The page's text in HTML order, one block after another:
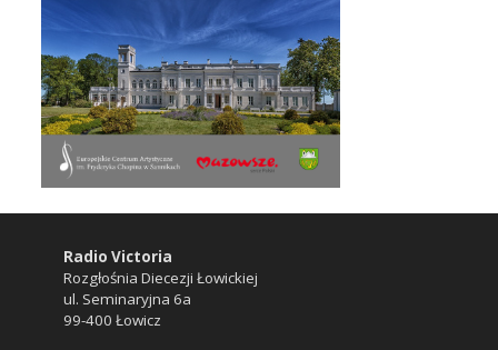
Radio Victoria
Rozgłośnia Diecezji Łowickiej
ul. Seminaryjna 6a
99-400 Łowicz